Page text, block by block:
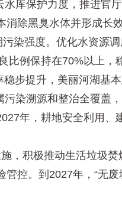
库保护力度，推进官
除黑臭水体并形成长
染强度。优化水资源
比例保持在70%以上，
步提升，美丽河湖基本
染溯源和整治全覆盖
年，耕地安全利用、
积极推动生活垃圾焚
控。到2027年，“无